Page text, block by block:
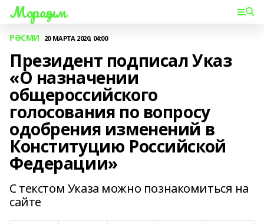
Мораҙым
РӘСМИ 20 МАРТА 2020, 04:00
Президент подписал Указ
«О назначении
общероссийского
голосования по вопросу
одобрения изменений в
Конституцию Российской
Федерации»
С текстом Указа можно познакомиться на
сайте